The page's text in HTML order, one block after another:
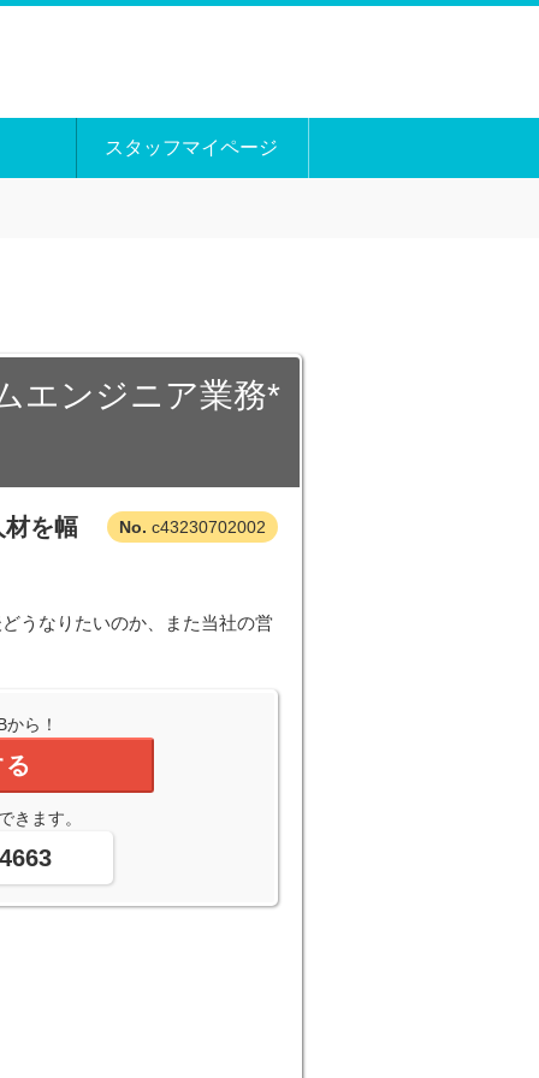
スタッフマイページ
エンジニア業務*
c43230702002
材を幅
うなりたいのか、また当社の営
ら！
きます。